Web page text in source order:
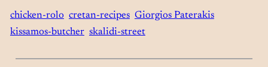
chicken-rolo cretan-recipes Giorgios Paterakis
kissamos-butcher skalidi-street